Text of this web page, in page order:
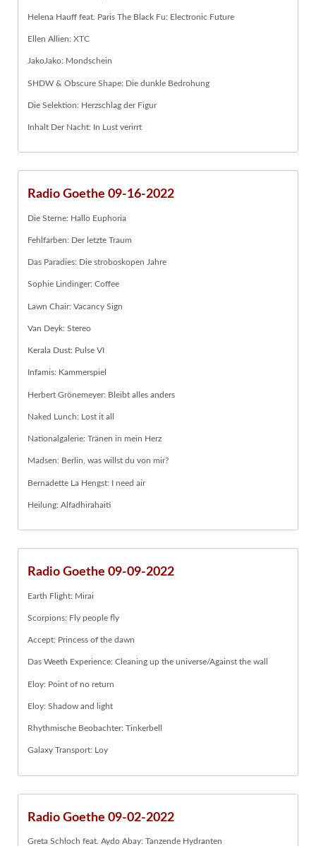
Helena Hauff feat. Paris The Black Fu: Electronic Future
Ellen Allien: XTC
JakoJako: Mondschein
SHDW & Obscure Shape: Die dunkle Bedrohung
Die Selektion: Herzschlag der Figur
Inhalt Der Nacht: In Lust verirrt
Radio Goethe 09-16-2022
Die Sterne: Hallo Euphoria
Fehlfarben: Der letzte Traum
Das Paradies: Die stroboskopen Jahre
Sophie Lindinger: Coffee
Lawn Chair: Vacancy Sign
Van Deyk: Stereo
Kerala Dust: Pulse VI
Infamis: Kammerspiel
Herbert Grönemeyer: Bleibt alles anders
Naked Lunch: Lost it all
Nationalgalerie: Tränen in mein Herz
Madsen: Berlin, was willst du von mir?
Bernadette La Hengst: I need air
Heilung: Alfadhirahaiti
Radio Goethe 09-09-2022
Earth Flight: Mirai
Scorpions: Fly people fly
Accept: Princess of the dawn
Das Weeth Experience: Cleaning up the universe/Against the wall
Eloy: Point of no return
Eloy: Shadow and light
Rhythmische Beobachter: Tinkerbell
Galaxy Transport: Loy
Radio Goethe 09-02-2022
Greta Schloch feat. Aydo Abay: Tanzende Hydranten